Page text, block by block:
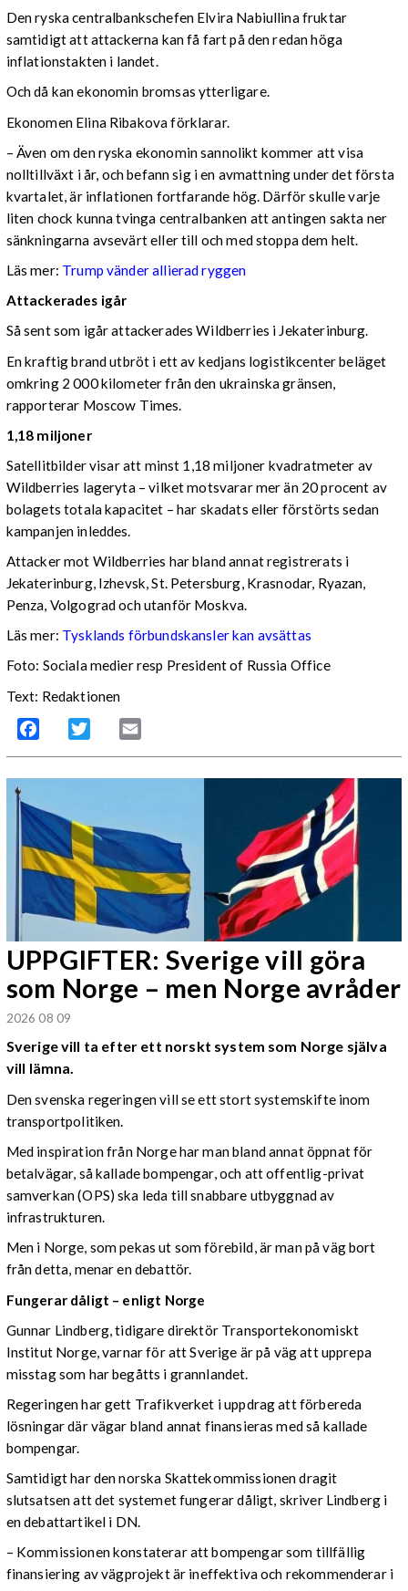
Den ryska centralbankschefen Elvira Nabiullina fruktar
samtidigt att attackerna kan få fart på den redan höga
inflationstakten i landet.
Och då kan ekonomin bromsas ytterligare.
Ekonomen Elina Ribakova förklarar.
– Även om den ryska ekonomin sannolikt kommer att visa
nolltillväxt i år, och befann sig i en avmattning under det första
kvartalet, är inflationen fortfarande hög. Därför skulle varje
liten chock kunna tvinga centralbanken att antingen sakta ner
sänkningarna avsevärt eller till och med stoppa dem helt.
Läs mer: Trump vänder allierad ryggen
Attackerades igår
Så sent som igår attackerades Wildberries i Jekaterinburg.
En kraftig brand utbröt i ett av kedjans logistikcenter beläget
omkring 2 000 kilometer från den ukrainska gränsen,
rapporterar Moscow Times.
1,18 miljoner
Satellitbilder visar att minst 1,18 miljoner kvadratmeter av
Wildberries lageryta – vilket motsvarar mer än 20 procent av
bolagets totala kapacitet – har skadats eller förstörts sedan
kampanjen inleddes.
Attacker mot Wildberries har bland annat registrerats i
Jekaterinburg, Izhevsk, St. Petersburg, Krasnodar, Ryazan,
Penza, Volgograd och utanför Moskva.
Läs mer: Tysklands förbundskansler kan avsättas
Foto: Sociala medier resp President of Russia Office
Text: Redaktionen
Facebook Twitter
UPPGIFTER: Sverige vill göra
som Norge – men Norge avråder
2026 08 09
Sverige vill ta efter ett norskt system som Norge själva
vill lämna.
Den svenska regeringen vill se ett stort systemskifte inom
transportpolitiken.
Med inspiration från Norge har man bland annat öppnat för
betalvägar, så kallade bompengar, och att offentlig-privat
samverkan (OPS) ska leda till snabbare utbyggnad av
infrastrukturen.
Men i Norge, som pekas ut som förebild, är man på väg bort
från detta, menar en debattör.
Fungerar dåligt – enligt Norge
Gunnar Lindberg, tidigare direktör Transportekonomiskt
Institut Norge, varnar för att Sverige är på väg att upprepa
misstag som har begåtts i grannlandet.
Regeringen har gett Trafikverket i uppdrag att förbereda
lösningar där vägar bland annat finansieras med så kallade
bompengar.
Samtidigt har den norska Skattekommissionen dragit
slutsatsen att det systemet fungerar dåligt, skriver Lindberg i
en debattartikel i DN.
– Kommissionen konstaterar att bompengar som tillfällig
finansiering av vägprojekt är ineffektiva och rekommenderar i